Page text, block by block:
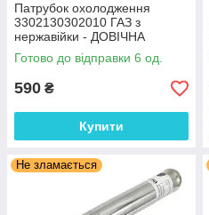
Патрубок охолодження
3302130302010 ГАЗ з
нержавійки - ДОВІЧНА
ГАРАНТІЯ
Готово до відправки 6 од.
590 ₴
Купити
Не зламається